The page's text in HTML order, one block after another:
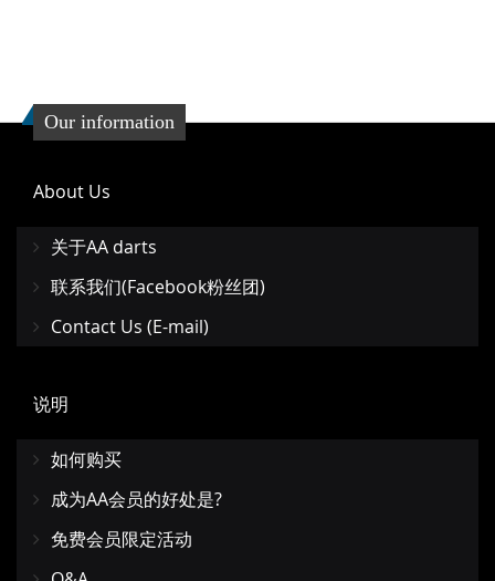
Our information
About Us
关于AA darts
联系我们(Facebook粉丝团)
Contact Us (E-mail)
说明
如何购买
成为AA会员的好处是?
免费会员限定活动